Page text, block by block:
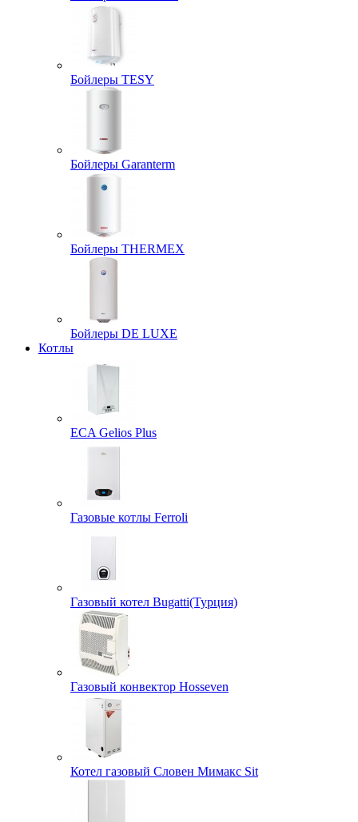
Бойлеры TESY
Бойлеры Garanterm
Бойлеры THERMEX
Бойлеры DE LUXE
Котлы
ECA Gelios Plus
Газовые котлы Ferroli
Газовый котел Bugatti(Турция)
Газовый конвектор Hosseven
Котел газовый Словен Мимакс Sit